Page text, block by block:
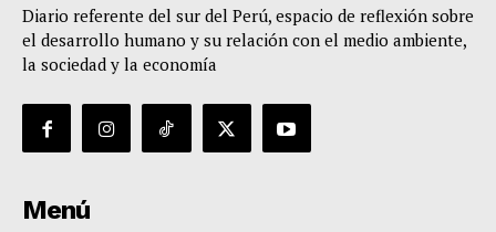
Diario referente del sur del Perú, espacio de reflexión sobre
el desarrollo humano y su relación con el medio ambiente,
la sociedad y la economía
Menú